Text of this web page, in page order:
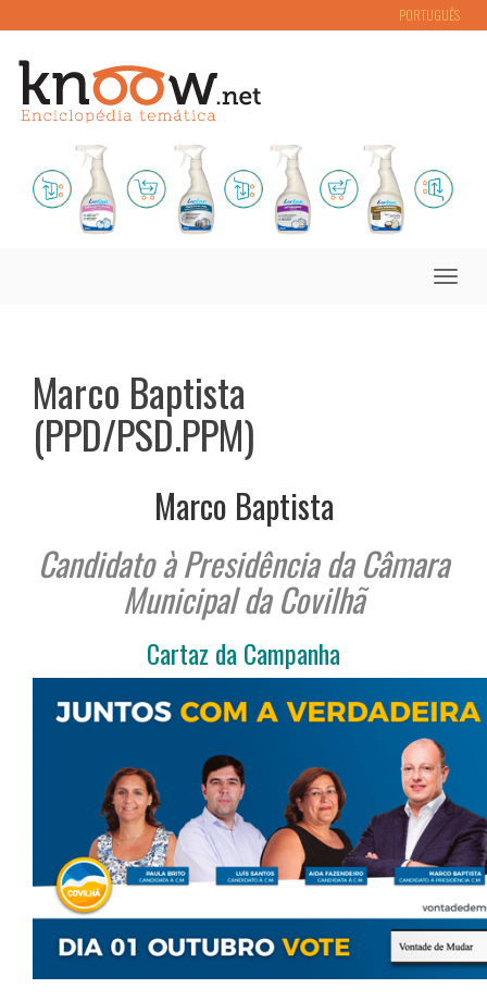
PORTUGUÊS
Toggle
Marco Baptista
(PPD/PSD.PPM)
Marco Baptista
Candidato à Presidência da Câmara
Municipal da Covilhã
Cartaz da Campanha